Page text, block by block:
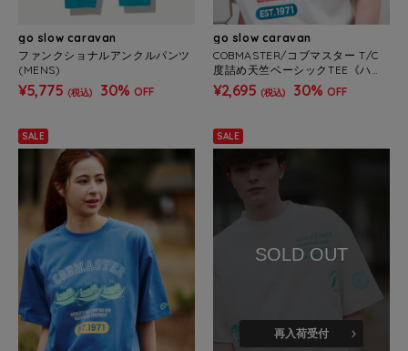
go slow caravan
ファンクショナルアンクルパンツ
(MENS)
¥5,775 (税込) 30% OFF
go slow caravan
COBMASTER/コブマスター T/C
度詰め天竺ベーシックTEE《ハン
モックベアー》(MENS)
¥2,695 (税込) 30% OFF
SALE SALE
SOLD OUT
再入荷受付